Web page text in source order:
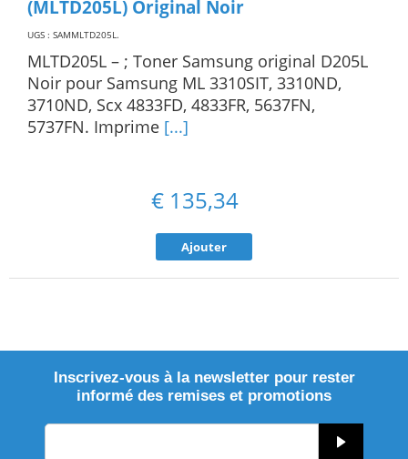
(MLTD205L) Original Noir
UGS : SAMMLTD205L .
MLTD205L – ; Toner Samsung original D205L
Noir pour Samsung ML 3310SIT, 3310ND,
3710ND, Scx 4833FD, 4833FR, 5637FN,
5737FN. Imprime [...]
€ 135,34
Ajouter
Inscrivez-vous à la newsletter pour rester
informé des remises et promotions